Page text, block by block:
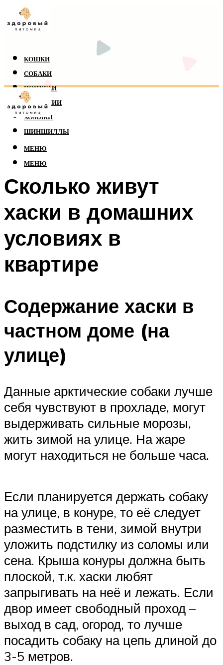
КОШКИ
СОБАКИ
ПОПУГАИ
РЕПТИЛИИ
ХОМЯКИ
ШИНШИЛЛЫ
МЕНЮ
МЕНЮ
Сколько живут
хаски в домашних
условиях в
квартире
Содержание хаски в
частном доме (на
улице)
Данные арктические собаки лучше
себя чувствуют в прохладе, могут
выдерживать сильные морозы,
жить зимой на улице. На жаре
могут находиться не больше часа.
Если планируется держать собаку
на улице, в конуре, то её следует
разместить в тени, зимой внутри
уложить подстилку из соломы или
сена. Крыша конуры должна быть
плоской, т.к. хаски любят
запрыгивать на неё и лежать. Если
двор имеет свободный проход –
выход в сад, огород, то лучше
посадить собаку на цепь длиной до
3-5 метров.